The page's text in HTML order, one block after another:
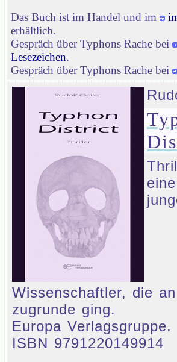
Das Buch ist im Handel und im
erhältlich.
Gespräch über Typhons Rache bei
Lesezeichen.
Gespräch über Typhons Rache bei
Wissenschaftler, die
zugrunde ging.
Europa Verlagsgruppe.
ISBN 9791220149914